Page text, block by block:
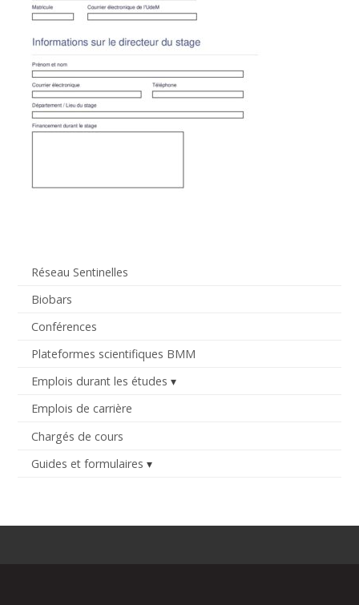
Réseau Sentinelles
Biobars
Conférences
Plateformes scientifiques BMM
Emplois durant les études
Emplois de carrière
Chargés de cours
Guides et formulaires